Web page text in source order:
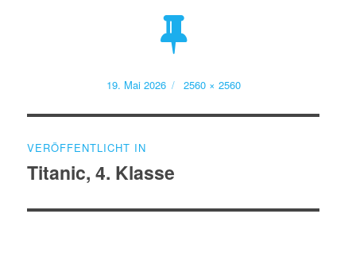
Veröffentlicht
19. Mai 2026
Volle
2560 × 2560
VERÖFFENTLICHT IN
Titanic, 4. Klasse